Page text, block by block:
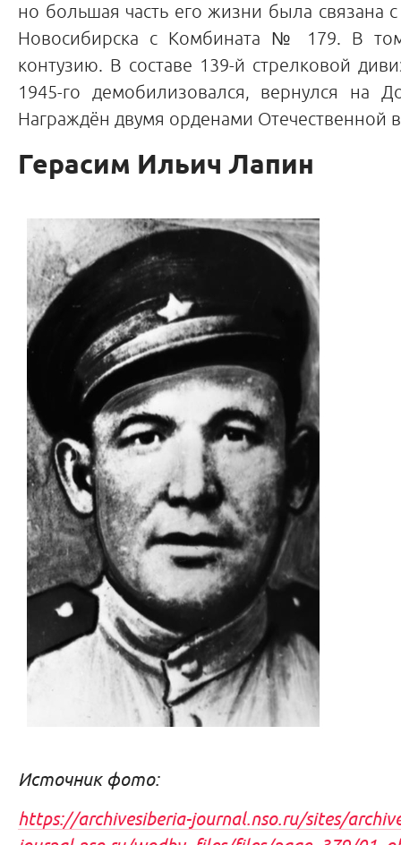
но большая часть его жизни была
Новосибирска с Комбината № 179. В
контузию. В составе 139-й стрелковой
1945-го демобилизовался, вернулся на
Награждён двумя орденами Отечественной
Герасим Ильич Лапин
Источник фото:
https://archivesiberia-journal.nso.ru/sites/